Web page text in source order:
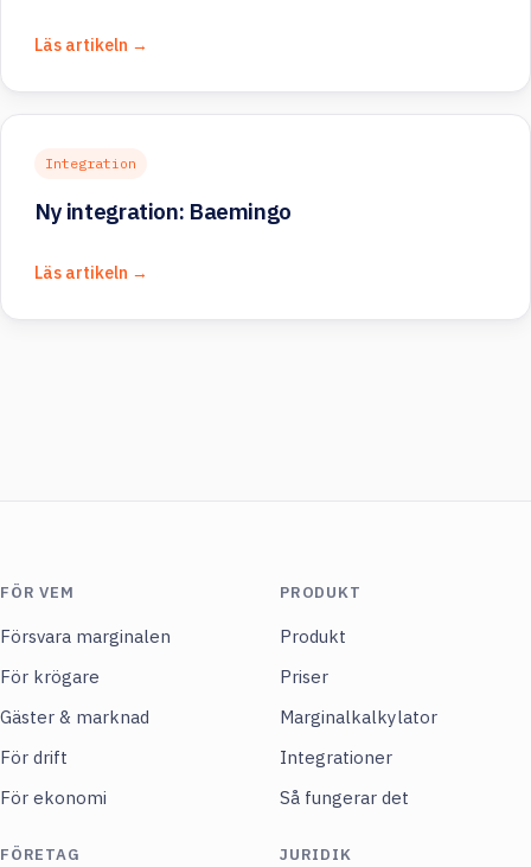
Läs artikeln →
Integration
Ny integration: Baemingo
Läs artikeln →
FÖR VEM
Försvara marginalen
För krögare
Gäster & marknad
För drift
För ekonomi
PRODUKT
Produkt
Priser
Marginalkalkylator
Integrationer
Så fungerar det
FÖRETAG JURIDIK